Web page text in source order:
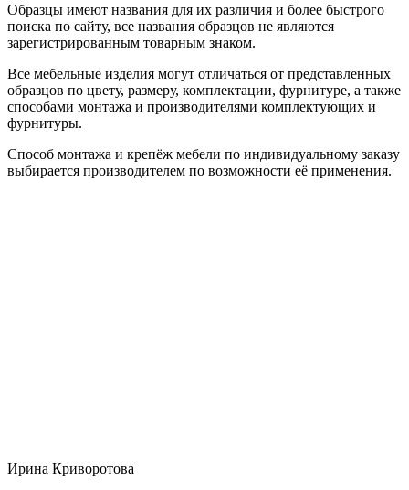
Образцы имеют названия для их различия и более быстрого
поиска по сайту, все названия образцов не являются
зарегистрированным товарным знаком.
Все мебельные изделия могут отличаться от представленных
образцов по цвету, размеру, комплектации, фурнитуре, а также
способами монтажа и производителями комплектующих и
фурнитуры.
Способ монтажа и крепёж мебели по индивидуальному заказу
выбирается производителем по возможности её применения.
Ирина Криворотова